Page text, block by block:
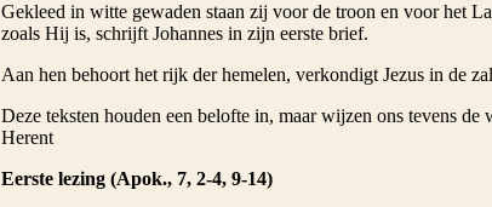
Gekleed in witte gewaden staan zij voor de troon en voor het
zoals Hij is, schrijft Johannes in zijn eerste brief.
Aan hen behoort het rijk der hemelen, verkondigt Jezus in de
Deze teksten houden een belofte in, maar wijzen ons tevens
Herent
Eerste lezing (Apok., 7, 2-4, 9-14)